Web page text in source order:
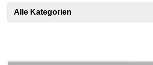
Alle Kategorien